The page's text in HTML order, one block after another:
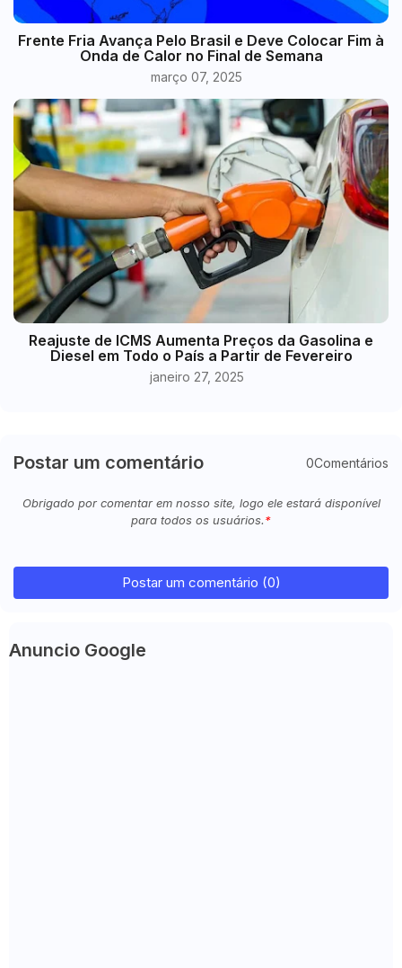
Frente Fria Avança Pelo Brasil e Deve Colocar Fim à
Onda de Calor no Final de Semana
março 07, 2025
Reajuste de ICMS Aumenta Preços da Gasolina e
Diesel em Todo o País a Partir de Fevereiro
janeiro 27, 2025
Postar um comentário 0Comentários
Obrigado por comentar em nosso site, logo ele estará disponível
para todos os usuários.
Postar um comentário (0)
Anuncio Google